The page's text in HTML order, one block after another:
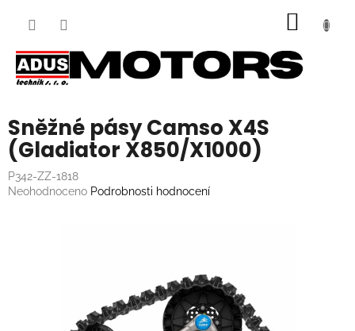
Sněžné pásy Camso X4S
(Gladiator X850/X1000)
P342-ZZ-1818
Průměrné
Neohodnoceno Podrobnosti hodnocení